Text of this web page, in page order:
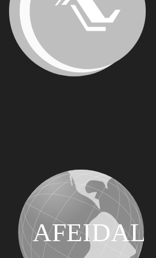
AFEIDAL